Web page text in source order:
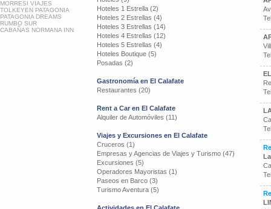
MORRESI VIAJES
TOLKEYEN PATAGONIA
PATAGONIA DREAMS
RUMBO SUR
CABAÑAS NORMANA INN
Hoteles 1 Estrella (2)
Hoteles 2 Estrellas (4)
Hoteles 3 Estrellas (14)
Hoteles 4 Estrellas (12)
Hoteles 5 Estrellas (4)
Hoteles Boutique (5)
Posadas (2)
Gastronomía en El Calafate
Restaurantes (20)
Rent a Car en El Calafate
Alquiler de Automóviles (11)
Viajes y Excursiones en El Calafate
Cruceros (1)
Empresas y Agencias de Viajes y Turismo (47)
Excursiones (5)
Operadores Mayoristas (1)
Paseos en Barco (3)
Turismo Aventura (5)